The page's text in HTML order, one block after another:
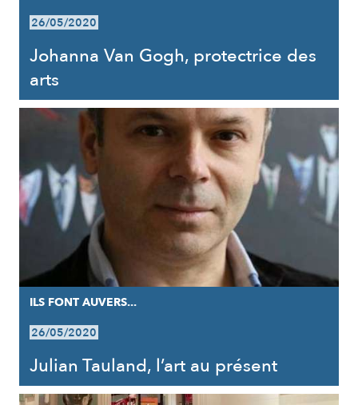
26/05/2020
Johanna Van Gogh, protectrice des
arts
ILS FONT AUVERS...
26/05/2020
Julian Tauland, l’art au présent